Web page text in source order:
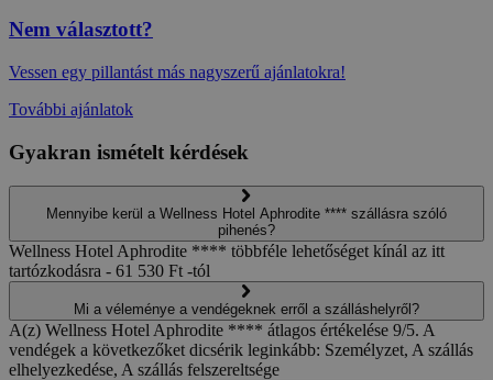
Nem választott?
Vessen egy pillantást más nagyszerű ajánlatokra!
További ajánlatok
Gyakran ismételt kérdések
Mennyibe kerül a Wellness Hotel Aphrodite **** szállásra szóló
pihenés?
Wellness Hotel Aphrodite **** többféle lehetőséget kínál az itt
tartózkodásra - 61 530 Ft -tól
Mi a véleménye a vendégeknek erről a szálláshelyről?
A(z) Wellness Hotel Aphrodite **** átlagos értékelése 9/5. A
vendégek a következőket dicsérik leginkább: Személyzet, A szállás
elhelyezkedése, A szállás felszereltsége